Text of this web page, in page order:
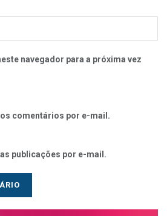
navegador para a próxima vez
comentários por e-mail.
publicações por e-mail.